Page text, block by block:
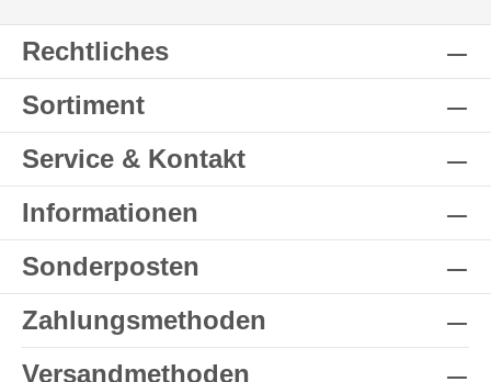
Rechtliches
Sortiment
Service & Kontakt
Informationen
Sonderposten
Zahlungsmethoden
Versandmethoden